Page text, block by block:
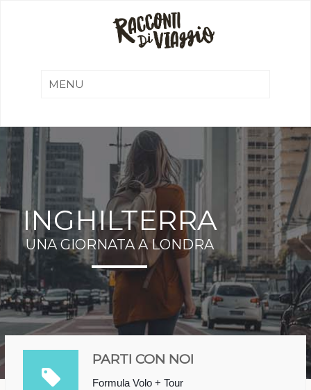
INGHILTERRA
UNA GIORNATA A LONDRA
PARTI CON NOI
Formula Volo + Tour